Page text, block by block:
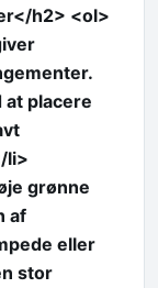
h2> <ol>
at placere
li>
grønne
af
eller
stor